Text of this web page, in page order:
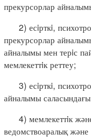
прекурсорлар
2) есiрткi,
прекурсорлар
айналымы мен терiс
мемлекеттiк реттеу;
3) есiрткi,
айналымы
4) мемлекеттiк
ведомствоаралық